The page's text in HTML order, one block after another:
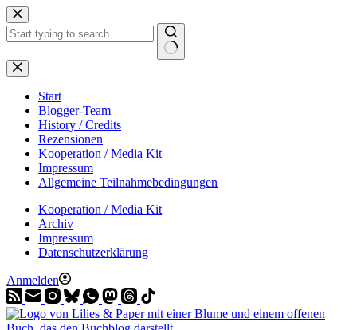
Zum
Inhalt
springen
Start
Blogger-Team
History / Credits
Rezensionen
Kooperation / Media Kit
Impressum
Allgemeine Teilnahmebedingungen
Kooperation / Media Kit
Archiv
Impressum
Datenschutzerklärung
Anmelden